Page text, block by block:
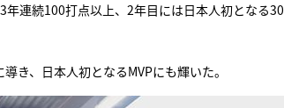
連続100打点以上、2年目には日本人初となる30
き、日本人初となるMVPにも輝いた。